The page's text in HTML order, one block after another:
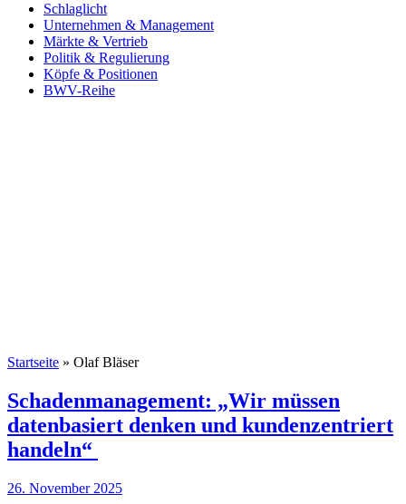
Schlaglicht
Unternehmen & Management
Märkte & Vertrieb
Politik & Regulierung
Köpfe & Positionen
BWV-Reihe
Startseite » Olaf Bläser
Schadenmanagement: „Wir müssen
datenbasiert denken und kundenzentriert
handeln“
26. November 2025